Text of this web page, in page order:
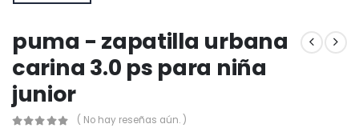
puma - zapatilla urbana
carina 3.0 ps para niña
junior
( No hay reseñas aún. )